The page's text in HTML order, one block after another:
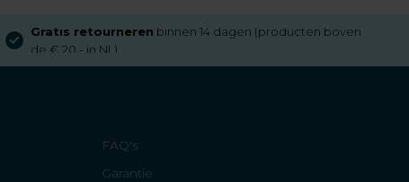
Gratis retourneren binnen 14 dagen (producten boven
de € 20,- in NL)
FAQ's
Garantie